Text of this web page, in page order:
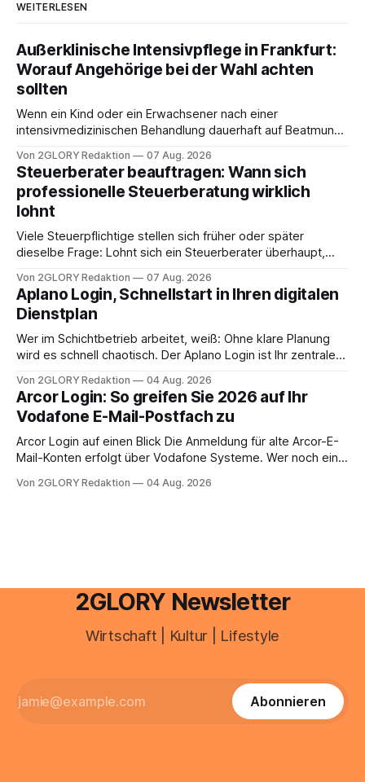
WEITERLESEN
Außerklinische Intensivpflege in Frankfurt:
Worauf Angehörige bei der Wahl achten
sollten
Wenn ein Kind oder ein Erwachsener nach einer
intensivmedizinischen Behandlung dauerhaft auf Beatmung
angewiesen ist, stellt sich für Familien eine schwierige
Frage: Muss die Versorgung dauerhaft in der Klinik bleiben –
oder ist ein Leben zu Hause möglich? Die außerklinische
Intensivpflege bietet genau diese Alternative: Sie
Von 2GLORY Redaktion 07 Aug. 2026
Steuerberater beauftragen: Wann sich
professionelle Steuerberatung wirklich
lohnt
Viele Steuerpflichtige stellen sich früher oder später
dieselbe Frage: Lohnt sich ein Steuerberater überhaupt,
erledigen? Die kurze Antwort: Bei einfachen
Einkommensverhältnissen reicht häufig eine Steuersoftware
aus – sobald jedoch mehrere Einkunftsarten
zusammentreffen oder größere finanzielle Veränderungen
anstehen, zahlt sich professionelle Unterstützung meist
Von 2GLORY Redaktion 07 Aug. 2026
Aplano Login, Schnellstart in Ihren digitalen
Dienstplan
Wer im Schichtbetrieb arbeitet, weiß: Ohne klare Planung
wird es schnell chaotisch. Der Aplano Login ist Ihr zentraler
abwesenheiten und die gesamte kommunikation rund um
Ihr personal digital zu organisieren. In diesem Leitfaden
erfahren Sie alles, was Sie für einen reibungslosen Einstieg
brauchen, von der Registrierung
Von 2GLORY Redaktion 04 Aug. 2026
Arcor Login: So greifen Sie 2026 auf Ihr
Vodafone E-Mail-Postfach zu
Arcor Login auf einen Blick Die Anmeldung für alte Arcor-E-
Mail-Konten erfolgt über Vodafone Systeme. Wer noch eine
besitzt, loggt sich heute über das Vodafone E-Mail & Cloud
Von 2GLORY Redaktion 04 Aug. 2026
2GLORY Newsletter
Wirtschaft | Kultur | Lifestyle
Abonnieren